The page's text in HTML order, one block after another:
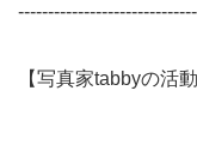
【写真家tabbyの活動